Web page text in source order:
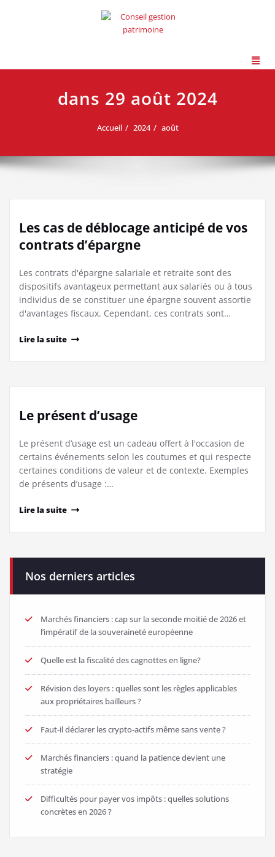
dans 29 août 2024
Accueil 2024 août
Les cas de déblocage anticipé de vos
contrats d’épargne
Les contrats d'épargne salariale et retraite sont des
dispositifs avantageux permettant aux salariés ou à tous
individus de se constituer une épargne souvent assortie
d'avantages fiscaux. Cependant, ces contrats sont…
Lire la suite
Le présent d’usage
Le présent d’usage est un cadeau offert à l'occasion de
certains événements selon les coutumes et qui respecte
certaines conditions de valeur et de contexte. Exemples
de présents d’usage :…
Lire la suite
Nos derniers articles
Marchés financiers : cap sur la seconde moitié de 2026 et
l’impératif de la souveraineté européenne
Quelle est la fiscalité des cagnottes en ligne?
Révision des loyers : quelles sont les règles applicables
aux propriétaires bailleurs ?
Faut-il déclarer les crypto-actifs même sans vente ?
Marchés financiers : quand la patience devient une
stratégie
Difficultés pour payer vos impôts : quelles solutions
concrètes en 2026 ?